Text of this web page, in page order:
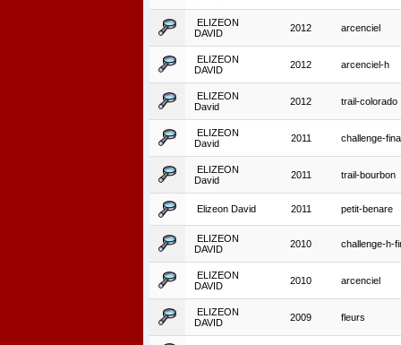
ELIZEON
DAVID
2012 arcenciel
ELIZEON
DAVID
2012 arcenciel-h
ELIZEON
David
2012 trail-colorado
ELIZEON
David
2011 challenge-
ELIZEON
David
2011 trail-bourbon
Elizeon David 2011 petit-benare
ELIZEON
DAVID
2010 challenge-h-
ELIZEON
DAVID
2010 arcenciel
ELIZEON
DAVID
2009 fleurs